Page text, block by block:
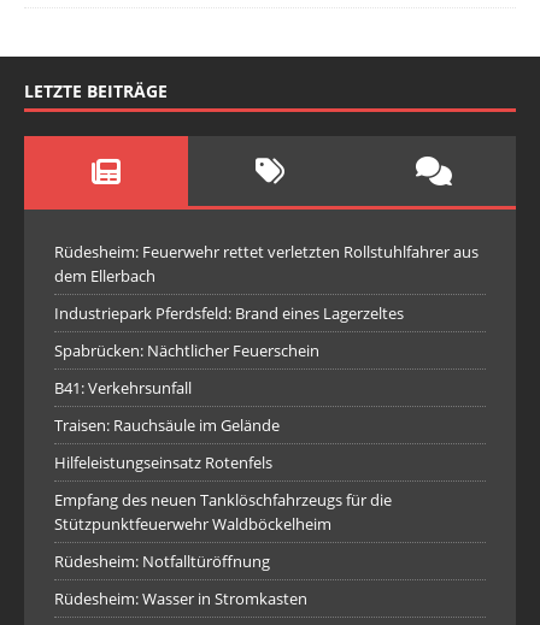
LETZTE BEITRÄGE
Rüdesheim: Feuerwehr rettet verletzten Rollstuhlfahrer aus
dem Ellerbach
Industriepark Pferdsfeld: Brand eines Lagerzeltes
Spabrücken: Nächtlicher Feuerschein
B41: Verkehrsunfall
Traisen: Rauchsäule im Gelände
Hilfeleistungseinsatz Rotenfels
Empfang des neuen Tanklöschfahrzeugs für die
Stützpunktfeuerwehr Waldböckelheim
Rüdesheim: Notfalltüröffnung
Rüdesheim: Wasser in Stromkasten